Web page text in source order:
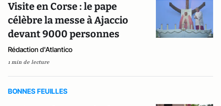
Visite en Corse : le pape
célèbre la messe à Ajaccio
devant 9000 personnes
Rédaction d'Atlantico
1 min de lecture
BONNES FEUILLES